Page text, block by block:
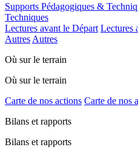
Supports Pédagogiques &
Techniques
Lectures avant le Départ Lectures
Autres Autres
Où sur le terrain
Où sur le terrain
Carte de nos actions Carte de nos
Bilans et rapports
Bilans et rapports